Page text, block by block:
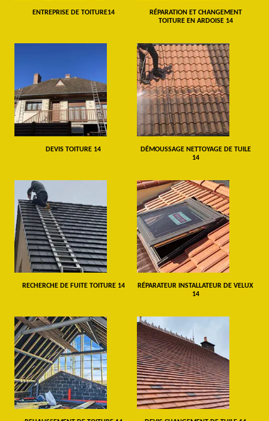
ENTREPRISE DE TOITURE14
RÉPARATION ET CHANGEMENT
TOITURE EN ARDOISE 14
DEVIS TOITURE 14
DÉMOUSSAGE NETTOYAGE DE TUILE
14
RECHERCHE DE FUITE TOITURE 14
RÉPARATEUR INSTALLATEUR DE VELUX
14